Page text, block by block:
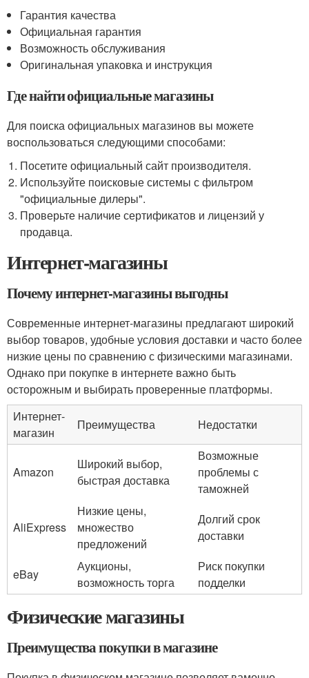
Гарантия качества
Официальная гарантия
Возможность обслуживания
Оригинальная упаковка и инструкция
Где найти официальные магазины
Для поиска официальных магазинов вы можете
воспользоваться следующими способами:
Посетите официальный сайт производителя.
Используйте поисковые системы с фильтром
"официальные дилеры".
Проверьте наличие сертификатов и лицензий у
продавца.
Интернет-магазины
Почему интернет-магазины выгодны
Современные интернет-магазины предлагают широкий
выбор товаров, удобные условия доставки и часто более
низкие цены по сравнению с физическими магазинами.
Однако при покупке в интернете важно быть
осторожным и выбирать проверенные платформы.
Интернет-
магазин
Преимущества Недостатки
Amazon
Широкий выбор,
быстрая доставка
Возможные
проблемы с
таможней
AliExpress
Низкие цены,
множество
предложений
Долгий срок
доставки
eBay
Аукционы,
возможность торга
Риск покупки
подделки
Физические магазины
Преимущества покупки в магазине